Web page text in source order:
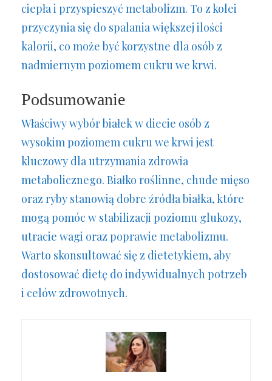
ciepła i przyspieszyć metabolizm. To z kolei
przyczynia się do spalania większej ilości
kalorii, co może być korzystne dla osób z
nadmiernym poziomem cukru we krwi.
Podsumowanie
Właściwy wybór białek w diecie osób z
wysokim poziomem cukru we krwi jest
kluczowy dla utrzymania zdrowia
metabolicznego. Białko roślinne, chude mięso
oraz ryby stanowią dobre źródła białka, które
mogą pomóc w stabilizacji poziomu glukozy,
utracie wagi oraz poprawie metabolizmu.
Warto skonsultować się z dietetykiem, aby
dostosować dietę do indywidualnych potrzeb
i celów zdrowotnych.